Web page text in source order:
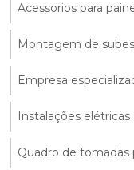
Acessorios para
Montagem de
Empresa
Instalações
Quadro de tomadas